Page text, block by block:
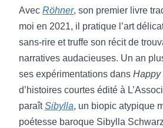
« Le livre fonctionne
BD mentale. Les cases
émotionnels des
parfois dans des univers
comme coupé du monde. Le
plus fin tendant vers une
esthétiques. » Anoeta,Zoo
Avec Röhner, son premier livre
moi en 2021, il pratique l’art
sans-rire et truffe son récit de
narratives audacieuses. Un an
ses expérimentations dans Happy
d’histoires courtes édité à
paraîtSibylla, un biopic atypique
poétesse baroque Sibylla